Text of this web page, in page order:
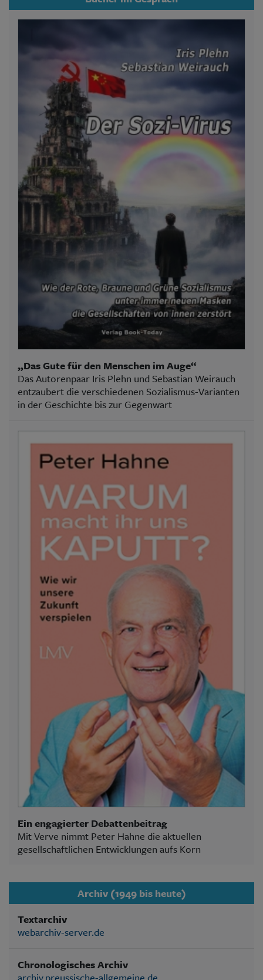
„Das Gute für den Menschen im Auge“
Das Autorenpaar Iris Plehn und Sebastian Weirauch
entzaubert die verschiedenen Sozialismus-Varianten
in der Geschichte bis zur Gegenwart
Ein engagierter Debattenbeitrag
Mit Verve nimmt Peter Hahne die aktuellen
gesellschaftlichen Entwicklungen aufs Korn
Archiv (1949 bis heute)
Textarchiv
webarchiv-server.de
Chronologisches Archiv